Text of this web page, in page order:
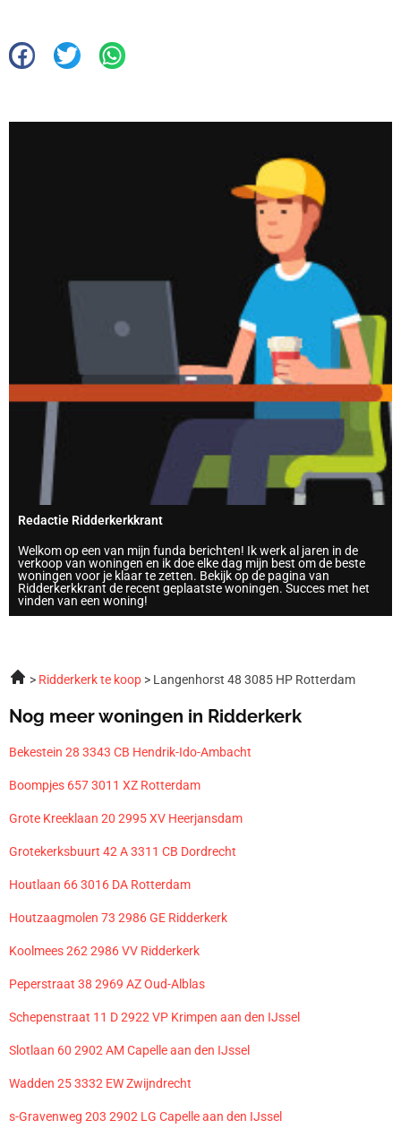
Redactie Ridderkerkkrant
Welkom op een van mijn funda berichten! Ik werk al jaren in de
verkoop van woningen en ik doe elke dag mijn best om de beste
woningen voor je klaar te zetten. Bekijk op de pagina van
Ridderkerkkrant de recent geplaatste woningen. Succes met het
vinden van een woning!
Ridderkerk te koop Langenhorst 48 3085 HP Rotterdam
Nog meer woningen in Ridderkerk
Bekestein 28 3343 CB Hendrik-Ido-Ambacht
Boompjes 657 3011 XZ Rotterdam
Grote Kreeklaan 20 2995 XV Heerjansdam
Grotekerksbuurt 42 A 3311 CB Dordrecht
Houtlaan 66 3016 DA Rotterdam
Houtzaagmolen 73 2986 GE Ridderkerk
Koolmees 262 2986 VV Ridderkerk
Peperstraat 38 2969 AZ Oud-Alblas
Schepenstraat 11 D 2922 VP Krimpen aan den IJssel
Slotlaan 60 2902 AM Capelle aan den IJssel
Wadden 25 3332 EW Zwijndrecht
s-Gravenweg 203 2902 LG Capelle aan den IJssel